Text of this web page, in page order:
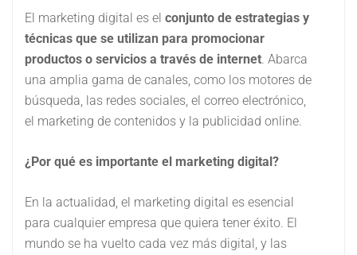
El marketing digital es el conjunto de estrategias y
técnicas que se utilizan para promocionar
productos o servicios a través de internet. Abarca
una amplia gama de canales, como los motores de
búsqueda, las redes sociales, el correo electrónico,
el marketing de contenidos y la publicidad online.
¿Por qué es importante el marketing digital?
En la actualidad, el marketing digital es esencial
para cualquier empresa que quiera tener éxito. El
mundo se ha vuelto cada vez más digital, y las